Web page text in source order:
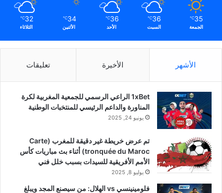
35
℃
الجمعة
36
℃
السبت
36
℃
الأحد
34
℃
الأثنين
32
℃
الثلاثاء
الأشهر الأخيرة تعليقات
1xBet الراعي الرسمي للجمعية المغربية لكرة
المناورة والداعم الرئيسي للمنتخبات الوطنية
يونيو 24, 2025
تم عرض خريطة غير دقيقة للمغرب (Carte
tronquée du Maroc) أثناء بث مباريات كأس
الأمم الأفريقية للسيدات بسبب خلل فني
يوليو 8, 2025
فلومينينسي vs الهلال: من سيصنع المجد ويبلغ